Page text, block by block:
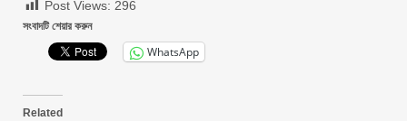
Post Views: 296
সংবাদটি শেয়ার করুন
WhatsApp
Related